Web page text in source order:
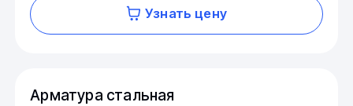
Узнать цену
Арматура стальная